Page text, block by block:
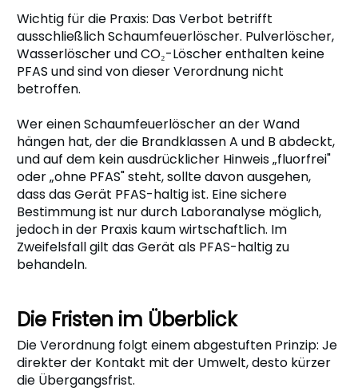
Wichtig für die Praxis: Das Verbot betrifft
ausschließlich Schaumfeuerlöscher. Pulverlöscher,
Wasserlöscher und CO₂-Löscher enthalten keine
PFAS und sind von dieser Verordnung nicht
betroffen.
Wer einen Schaumfeuerlöscher an der Wand
hängen hat, der die Brandklassen A und B abdeckt,
und auf dem kein ausdrücklicher Hinweis „fluorfrei"
oder „ohne PFAS" steht, sollte davon ausgehen,
dass das Gerät PFAS-haltig ist. Eine sichere
Bestimmung ist nur durch Laboranalyse möglich,
jedoch in der Praxis kaum wirtschaftlich. Im
Zweifelsfall gilt das Gerät als PFAS-haltig zu
behandeln.
Die Fristen im Überblick
Die Verordnung folgt einem abgestuften Prinzip: Je
direkter der Kontakt mit der Umwelt, desto kürzer
die Übergangsfrist.